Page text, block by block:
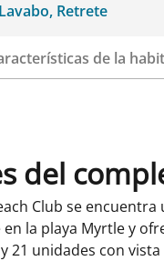
Lavabo, Retrete
de la
del
Club se encuentra
la playa Myrtle y
21 unidades con vista